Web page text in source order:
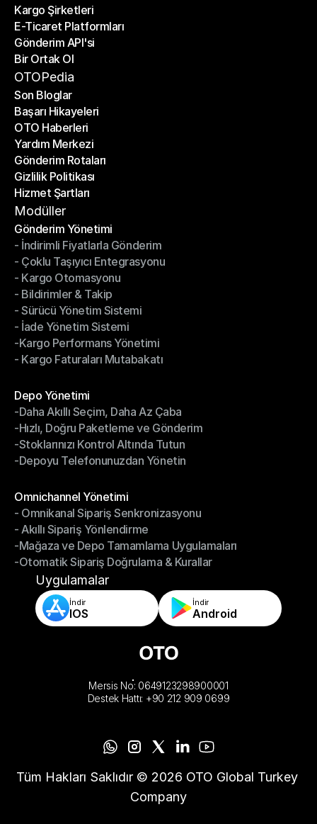
Kargo Şirketleri
Kargo Şirketleri
E-Ticaret Platformları
E-Ticaret Platformları
Gönderim API'si
Gönderim API'si
Bir Ortak Ol
Bir Ortak Ol
OTOPedia
Son Bloglar
Son Bloglar
Başarı Hikayeleri
Başarı Hikayeleri
OTO Haberleri
OTO Haberleri
Yardım Merkezi
Yardım Merkezi
Gönderim Rotaları
Gönderim Rotaları
Gizlilik Politikası
Gizlilik Politikası
Hizmet Şartları
Hizmet Şartları
Modüller
Gönderim Yönetimi
Gönderim Yönetimi
- İndirimli Fiyatlarla Gönderim
- İndirimli Fiyatlarla Gönderim
- Çoklu Taşıyıcı Entegrasyonu
- Çoklu Taşıyıcı Entegrasyonu
- Kargo Otomasyonu
- Kargo Otomasyonu
- Bildirimler & Takip
- Bildirimler & Takip
- Sürücü Yönetim Sistemi
- Sürücü Yönetim Sistemi
- İade Yönetim Sistemi
- İade Yönetim Sistemi
-Kargo Performans Yönetimi
-Kargo Performans Yönetimi
- Kargo Faturaları Mutabakatı
Depo Yönetimi
Depo Yönetimi
-Daha Akıllı Seçim, Daha Az Çaba
-Daha Akıllı Seçim, Daha Az Çaba
-Hızlı, Doğru Paketleme ve Gönderim
-Hızlı, Doğru Paketleme ve Gönderim
-Stoklarınızı Kontrol Altında Tutun
-Stoklarınızı Kontrol Altında Tutun
-Depoyu Telefonunuzdan Yönetin
Omnichannel Yönetimi
Omnichannel Yönetimi
- Omnikanal Sipariş Senkronizasyonu
- Omnikanal Sipariş Senkronizasyonu
- Akıllı Sipariş Yönlendirme
- Akıllı Sipariş Yönlendirme
-Mağaza ve Depo Tamamlama Uygulamaları
-Mağaza ve Depo Tamamlama Uygulamaları
-Otomatik Sipariş Doğrulama & Kurallar
-Otomatik Sipariş Doğrulama & Kurallar
Uygulamalar
İndir
IOS
İndir
Android
Mersis No: 0649123298900001
Destek Hattı: +90 212 909 0699
Tüm Hakları Saklıdır © 2026 OTO Global Turkey
Company